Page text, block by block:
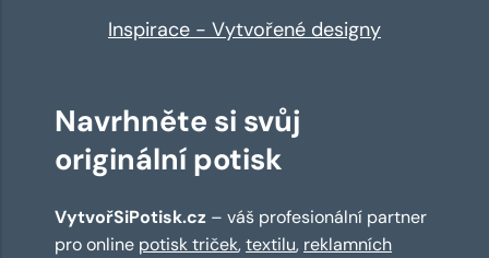
Inspirace - Vytvořené designy
Navrhněte si svůj
originální potisk
VytvořSiPotisk.cz – váš profesionální partner
pro online potisk triček,textilu, reklamních